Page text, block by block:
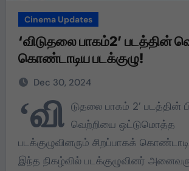
Cinema Updates
‘விடுதலை பாகம்2’ படத்தின்
கொண்டாடிய படக்குழு!
Dec 30, 2024
‘வி டுதலை பாகம் 2’ படத்தின்
வெற்றியை ஒட்டுமொத்த
படக்குழுவினரும் சிறப்பாகக்
இந்த நிகழ்வில் படக்குழுவினர்